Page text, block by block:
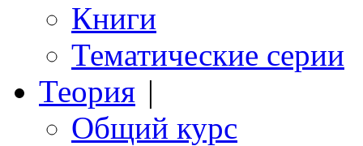
Книги
Тематические серии
Теория |
Общий курс